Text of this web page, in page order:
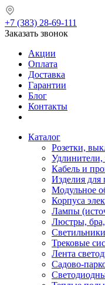
+7 (383) 28-69-111
Заказать звонок
Акции
Оплата
Доставка
Гарантии
Блог
Контакты
Каталог
Розетки,
Удлинители,
Кабель и
Изделия для
Модульное
Корпуса
Лампы
Люстры,
Светильники
Трековые
Лента
Садово-